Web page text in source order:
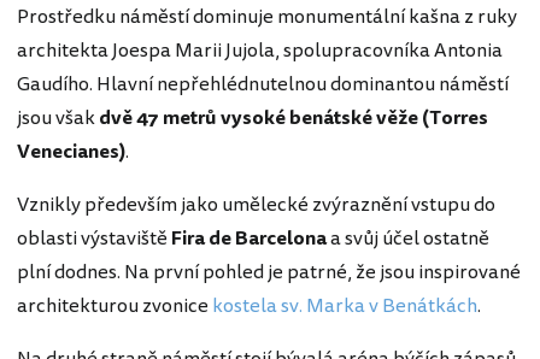
Prostředku náměstí dominuje monumentální kašna z ruky
architekta Joespa Marii Jujola, spolupracovníka Antonia
Gaudího. Hlavní nepřehlédnutelnou dominantou náměstí
jsou všakdvě 47 metrů vysoké benátské věže (Torres
Venecianes).
Vznikly především jako umělecké zvýraznění vstupu do
oblasti výstaviště Fira de Barcelonaa svůj účel ostatně
plní dodnes. Na první pohled je patrné, že jsou inspirované
architekturou zvonice kostela sv. Marka v Benátkách.